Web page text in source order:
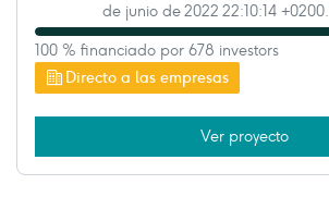
Directo a las empresas
de junio de 2022 22:10:14 +0200.
100 % financiado por 678 investors
Ver proyecto